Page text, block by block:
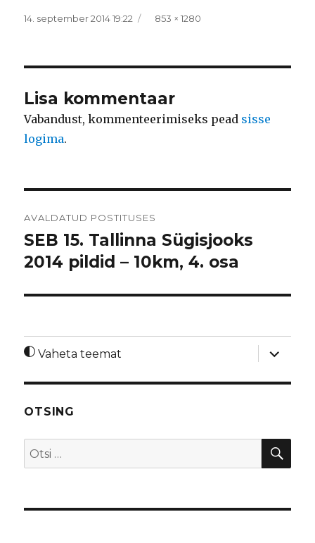
Postitatud
14. september 2014 19:22 Täissuurus
853 × 1280
Lisa kommentaar
Vabandust, kommenteerimiseks pead sisse
logima.
AVALDATUD POSTITUSES
SEB 15. Tallinna Sügisjooks
2014 pildid – 10km, 4. osa
Vaheta teemat
laienda
OTSING
Otsi: